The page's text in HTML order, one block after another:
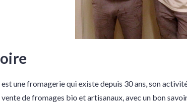
est une fromagerie qui existe depuis 30 ans, son
de fromages bio et artisanaux, avec un bon